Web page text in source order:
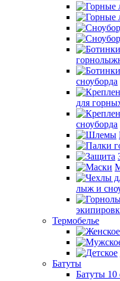
сноуборда
для
сноуборда
лыж и
Термобелье
Батуты
Батуты 10